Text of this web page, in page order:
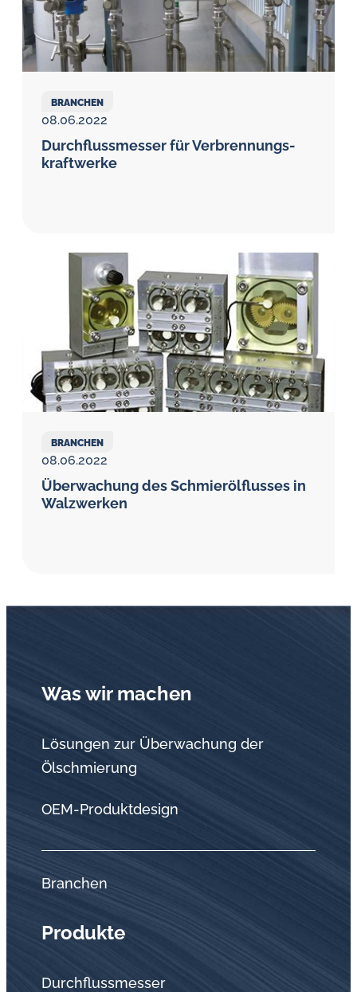
BRANCHEN
08.06.2022
Durchfluss­messer für Verbrennungs­
kraftwerke
BRANCHEN
08.06.2022
Überwachung des Schmieröl­flusses in
Walzwerken
Was wir machen
Lösungen zur Überwachung der
Ölschmierung
OEM-Produktdesign
Branchen
Produkte
Durchflussmesser